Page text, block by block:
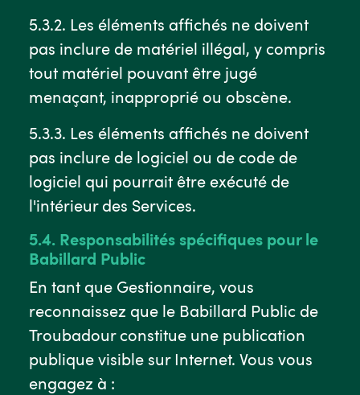
5.3.2. Les éléments affichés ne doivent
pas inclure de matériel illégal, y compris
tout matériel pouvant être jugé
menaçant, inapproprié ou obscène.
5.3.3. Les éléments affichés ne doivent
pas inclure de logiciel ou de code de
logiciel qui pourrait être exécuté de
l'intérieur des Services.
5.4. Responsabilités spécifiques pour le
Babillard Public
En tant que Gestionnaire, vous
reconnaissez que le Babillard Public de
Troubadour constitue une publication
publique visible sur Internet. Vous vous
engagez à :